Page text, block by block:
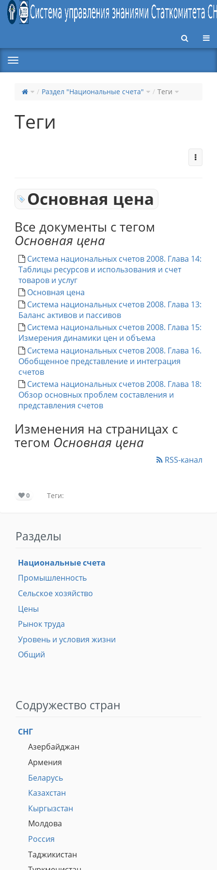
Раздел "Национальные счета" Теги
Теги
Основная цена
Все документы с тегом
Основная цена
Система национальных счетов 2008. Глава 14:
Таблицы ресурсов и использования и счет
товаров и услуг
Основная цена
Система национальных счетов 2008. Глава 13:
Баланс активов и пассивов
Система национальных счетов 2008. Глава 15:
Измерения динамики цен и объема
Система национальных счетов 2008. Глава 16.
Обобщенное представление и интеграция
счетов
Система национальных счетов 2008. Глава 18:
Обзор основных проблем составления и
представления счетов
Изменения на страницах с
тегом Основная цена
RSS-канал
0 Теги:
Разделы
Национальные счета
Промышленность
Сельское хозяйство
Цены
Рынок труда
Уровень и условия жизни
Общий
Содружество стран
СНГ
Азербайджан
Армения
Беларусь
Казахстан
Кыргызстан
Молдова
Россия
Таджикистан